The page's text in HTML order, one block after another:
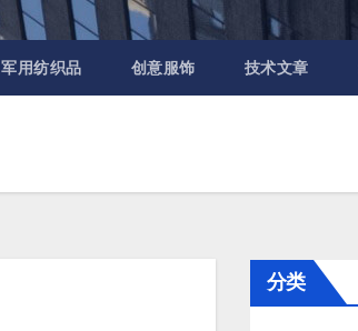
军用纺织品 创意服饰 技术文章
分类